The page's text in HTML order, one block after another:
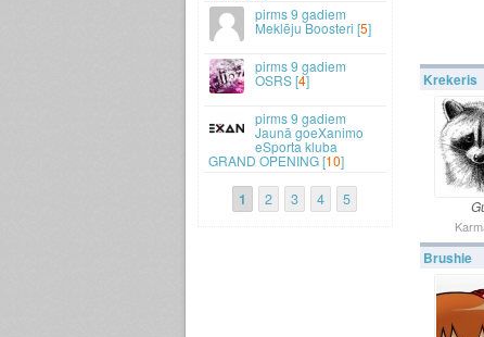
Krekeris
Brushie
9 gadiem
Meklēju Boosteri [5]
9 gadiem
OSRS [4]
9 gadiem
Jaunā goeXanimo
eSporta kluba
GRAND OPENING [10]
1 2 3 4 5